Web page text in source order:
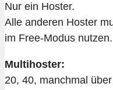
Nur ein Hoster.
Alle anderen Hoster
im Free-Modus nutzen.
Multihoster:
20, 40, manchmal